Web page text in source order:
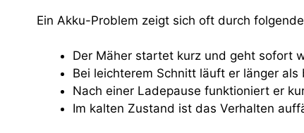
Ein Akku-Problem zeigt sich oft durch
Der Mäher startet kurz und geht sofort
Bei leichterem Schnitt läuft er länger als
Nach einer Ladepause funktioniert er
Im kalten Zustand ist das Verhalten